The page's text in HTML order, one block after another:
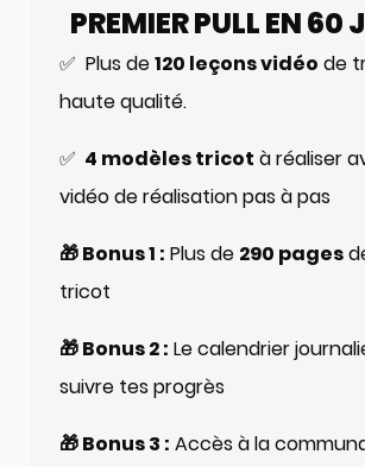
PREMIER PULL EN 60
✅ Plus de120 leçons vidéo de
haute qualité.
✅ 4 modèles tricot à réaliser
vidéo de réalisation pas à pas
🎁 Bonus 1 : Plus de 290 pages
tricot
🎁 Bonus 2 : Le calendrier
suivre tes progrès
🎁 Bonus 3 : Accès à la